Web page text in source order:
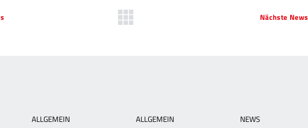
Zurück
Nächste News
ALLGEMEIN ALLGEMEIN NEWS